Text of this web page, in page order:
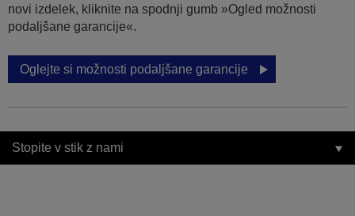
novi izdelek, kliknite na spodnji gumb »Ogled možnosti
podaljšane garancije«.
Oglejte si možnosti podaljšane garancije
Stopite v stik z nami